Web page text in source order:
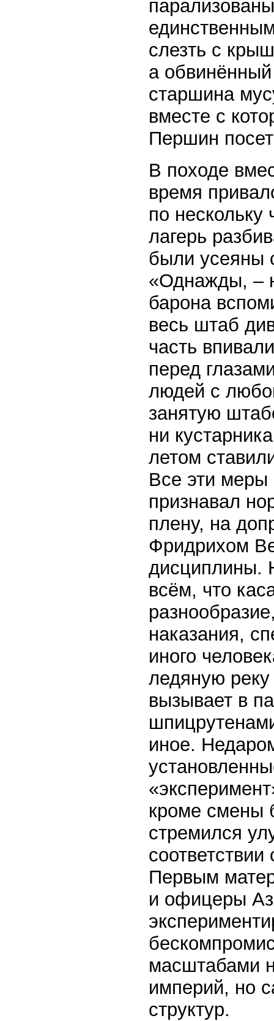
слезть с
а
старшина
вместе с
Першин
В походе
время
по нескольку
лагерь
были усеяны
«Однажды, –
барона
весь штаб
часть
перед
людей с
занятую
ни
летом
Все эти меры
признавал
плену, на
Фридрихом
дисциплины.
всём, что
наказания,
иного
ледяную
вызывает в
иное.
кроме смены
стремился
Первым
и офицеры
масштабами
империй, но
структур.